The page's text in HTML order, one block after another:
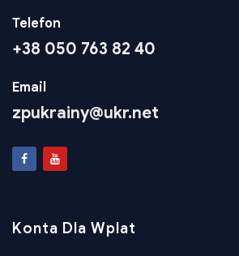
Telefon
+38 050 763 82 40
Email
zpukrainy@ukr.net
Konta Dla Wplat